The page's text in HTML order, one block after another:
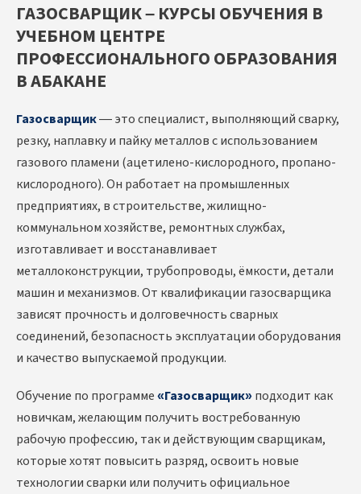
ГАЗОСВАРЩИК – КУРСЫ ОБУЧЕНИЯ В
УЧЕБНОМ ЦЕНТРЕ
ПРОФЕССИОНАЛЬНОГО ОБРАЗОВАНИЯ
В АБАКАНЕ
Газосварщик— это специалист, выполняющий сварку,
резку, наплавку и пайку металлов с использованием
газового пламени (ацетилено-кислородного, пропано-
кислородного). Он работает на промышленных
предприятиях, в строительстве, жилищно-
коммунальном хозяйстве, ремонтных службах,
изготавливает и восстанавливает
металлоконструкции, трубопроводы, ёмкости, детали
машин и механизмов. От квалификации газосварщика
зависят прочность и долговечность сварных
соединений, безопасность эксплуатации оборудования
и качество выпускаемой продукции.
Обучение по программе«Газосварщик»подходит как
новичкам, желающим получить востребованную
рабочую профессию, так и действующим сварщикам,
которые хотят повысить разряд, освоить новые
технологии сварки или получить официальное